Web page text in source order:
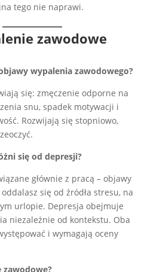
tego nie naprawi.
zawodowe
wypalenia zawodowego?
się: zmęczenie odporne na
snu, spadek motywacji i
Rozwijają się stopniowo,
się od depresji?
głównie z pracą – objawy
się od źródła stresu, na
urlopie. Depresja obejmuje
niezależnie od kontekstu. Oba
i wymagają oceny